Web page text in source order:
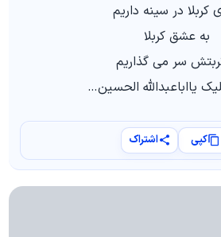
کربلا در سینه داریم
به عشق کربلا
سر می گذاریم
یااباعبدالله الحسین…
کپی اشتراک